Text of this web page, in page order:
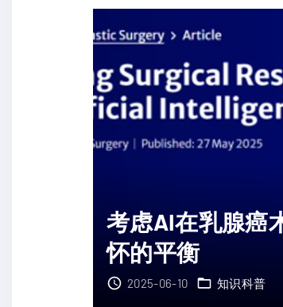
管
理
新
研
究
进
治
新
突
胺
基
图
考虑AI在乳腺癌
怀的平衡
2025-06-10 知识科普